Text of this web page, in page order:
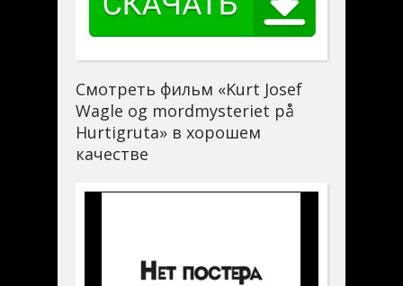
Смотреть фильм «Kurt Josef
Wagle og mordmysteriet på
Hurtigruta» в хорошем
качестве